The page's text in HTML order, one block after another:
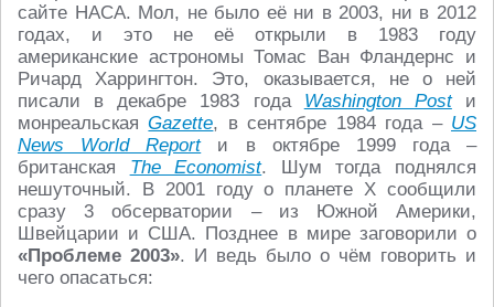
сайте НАСА. Мол, не было её ни в 2003, ни в 2012
годах, и это не её открыли в 1983 году
американские астрономы Томас Ван Фландернс и
Ричард Харрингтон. Это, оказывается, не о ней
писали в декабре 1983 года Washington Postи
монреальскаяGazette, в сентябре 1984 года – US
News World Reportи в октябре 1999 года –
британская The Economist. Шум тогда поднялся
нешуточный. В 2001 году о планете Х сообщили
сразу 3 обсерватории – из Южной Америки,
Швейцарии и США. Позднее в мире заговорили о
«Проблеме 2003». И ведь было о чём говорить и
чего опасаться: